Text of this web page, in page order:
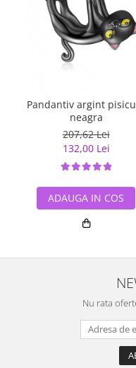
Pandantiv argint pisicuta
neagra
207,62 Lei
132,00 Lei
ADAUGA IN COS
Nu rata